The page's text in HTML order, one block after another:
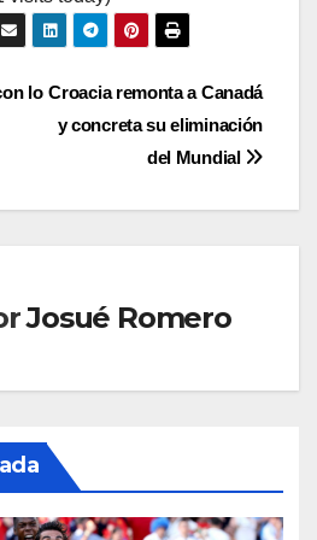
Croacia remonta a Canadá
y concreta su eliminación
del Mundial
lo
Josué Romero